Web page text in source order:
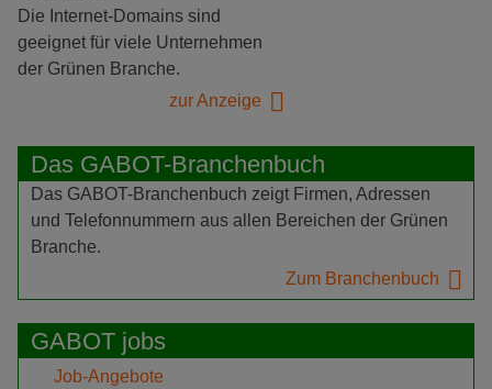
Die Internet-Domains sind
geeignet für viele Unternehmen
der Grünen Branche.
zur Anzeige
Das GABOT-Branchenbuch
Das GABOT-Branchenbuch zeigt Firmen, Adressen
und Telefonnummern aus allen Bereichen der Grünen
Branche.
Zum Branchenbuch
GABOT jobs
Job-Angebote